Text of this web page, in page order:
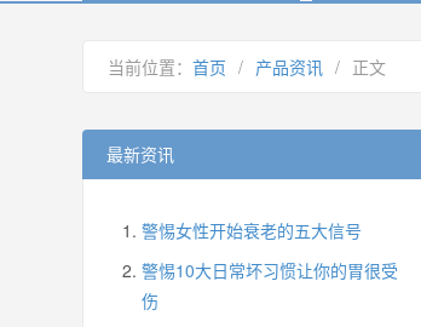
当前位置： 首页 / 产品资讯 / 正文
最新资讯
警惕女性开始衰老的五大信号
警惕10大日常坏习惯让你的胃很受
伤